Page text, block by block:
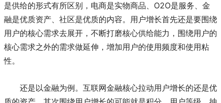
是供给的形式有所区别，电商是实物商品、O2O是服务、金
融是优质资产、社区是优质的内容。用户增长首先还是要围绕
用户的核心需求去展开，不断打磨核心供给能力，围绕用户的
核心需求之外的需求做延伸，增加用户的使用频度和使用粘
性。
还是以金融为例。互联网金融核心拉动用户增长的还是优